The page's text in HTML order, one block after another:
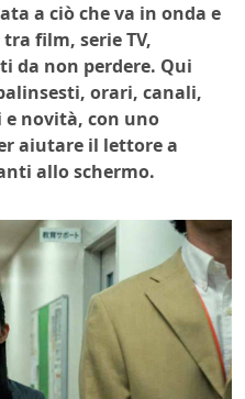
a ciò che va in onda e
film, serie TV,
da non perdere. Qui
orari, canali,
novità, con uno
aiutare il lettore a
allo schermo.